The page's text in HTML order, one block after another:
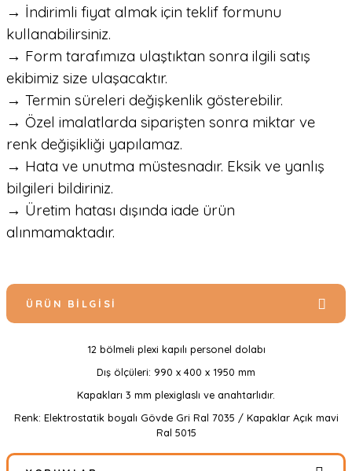
→ İndirimli fiyat almak için teklif formunu
kullanabilirsiniz.
→ Form tarafımıza ulaştıktan sonra ilgili satış
ekibimiz size ulaşacaktır.
→ Termin süreleri değişkenlik gösterebilir.
→ Özel imalatlarda siparişten sonra miktar ve
renk değişikliği yapılamaz.
→ Hata ve unutma müstesnadır. Eksik ve yanlış
bilgileri bildiriniz.
→ Üretim hatası dışında iade ürün
alınmamaktadır.
ÜRÜN BILGISI
12 bölmeli plexi kapılı personel dolabı
Dış ölçüleri: 990 x 400 x 1950 mm
Kapakları 3 mm plexiglaslı ve anahtarlıdır.
Renk: Elektrostatik boyalı Gövde Gri Ral 7035 / Kapaklar Açık mavi
Ral 5015